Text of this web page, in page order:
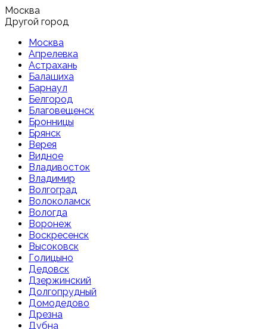
Москва
Другой город
Москва
Апрелевка
Астрахань
Балашиха
Барнаул
Белгород
Благовещенск
Бронницы
Брянск
Верея
Видное
Владивосток
Владимир
Волгоград
Волоколамск
Вологда
Воронеж
Воскресенск
Высоковск
Голицыно
Дедовск
Дзержинский
Долгопрудный
Домодедово
Дрезна
Дубна